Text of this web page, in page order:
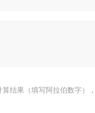
算结果（填写阿拉伯数字）